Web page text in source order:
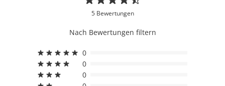
5 Bewertungen
Nach Bewertungen filtern
0
0
0